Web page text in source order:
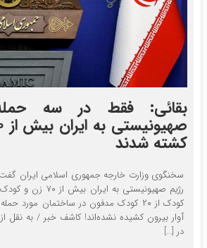
بقائی: فقط در سه
کشته شدند
سخنگوی وزارت خارجه جمهوری اسلامی ایران
کودک از ۲۰ کودک مدفون در ساختمان مورد
آوار بیرون کشیده نشده‌اند! کاشف خبر / به نقل
در […]